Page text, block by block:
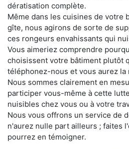
dératisation complète.
Même dans les cuisines de votre
gîte, nous agirons de sorte de
ces rongeurs envahissants qui
Vous aimeriez comprendre
choisissent votre bâtiment plutôt
téléphonez-nous et vous aurez la
Nous sommes clairement en
participer vous-même à cette
nuisibles chez vous ou à votre
Nous vous offrons un service de
n'aurez nulle part ailleurs ; faites
pourrez en témoigner.